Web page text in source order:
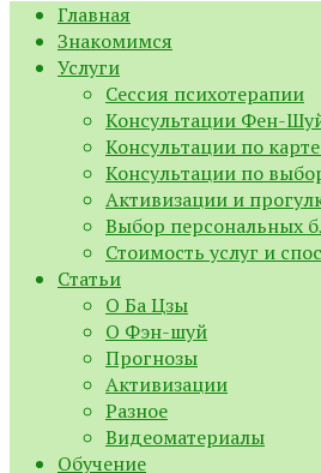
Главная
Знакомимся
Услуги
Сессия психотерапии
Консультации Фен-
Консультации по
Консультации по
Активизации и
Выбор персональных
Стоимость услуг и
Статьи
О Ба Цзы
О Фэн-шуй
Прогнозы
Активизации
Разное
Видеоматериалы
Обучение